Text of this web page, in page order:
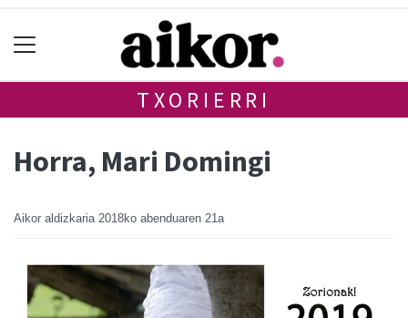
TXORIERRI
Horra, Mari Domingi
Aikor aldizkaria 2018ko abenduaren 21a